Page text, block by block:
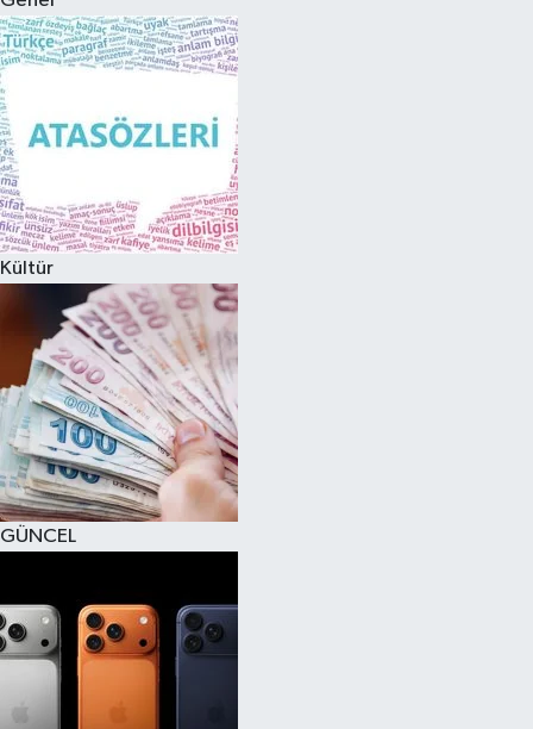
Kültür
GÜNCEL